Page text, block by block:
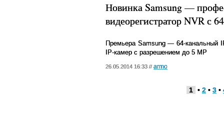
Новинка Samsung —
видеорегистратор NVR с
Премьера Samsung— 64-канальный
IP-камер с разрешением до 5 MP
26.05.2014 16:33 // armo
1 • 2 • 3 •